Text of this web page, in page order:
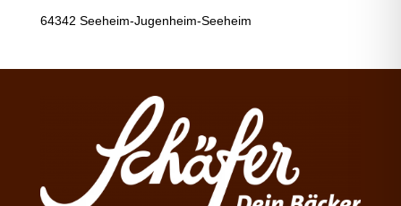
64342 Seeheim-Jugenheim-Seeheim